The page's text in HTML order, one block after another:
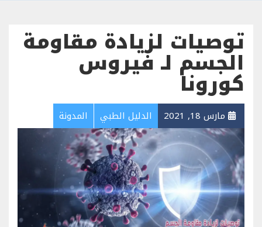
توصيات لزيادة مقاومة
الجسم لـ فيروس
كورونا
مارس 18, 2021 الدليل الطبي المدونة